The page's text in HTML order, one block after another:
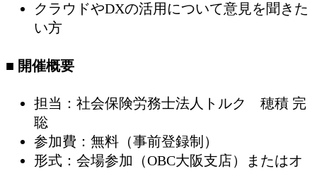
クラウドやDXの活用について意見を聞きた
い方
■ 開催概要
担当：社会保険労務士法人トルク 穂積 完
聡
参加費：無料（事前登録制）
形式：会場参加（OBC大阪支店）またはオ